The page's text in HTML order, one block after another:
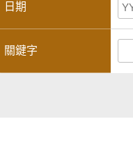
日期
關鍵字